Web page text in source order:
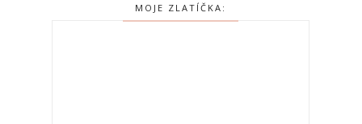
MOJE ZLATÍČKA: